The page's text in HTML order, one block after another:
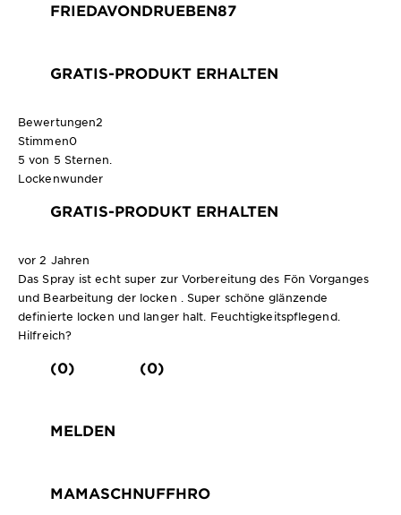
FRIEDAVONDRUEBEN87
GRATIS-PRODUKT ERHALTEN
Bewertungen2
Stimmen0
5 von 5 Sternen.
Lockenwunder
GRATIS-PRODUKT ERHALTEN
vor 2 Jahren
Das Spray ist echt super zur Vorbereitung des Fön Vorganges
und Bearbeitung der locken . Super schöne glänzende
definierte locken und langer halt. Feuchtigkeitspflegend.
Hilfreich?
(0) (0)
MELDEN
MAMASCHNUFFHRO